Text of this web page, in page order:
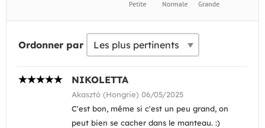
Ordonner par
NIKOLETTA
Akasztó (Hongrie) 06/05/2025
C'est bon, même si c'est un peu grand, on
peut bien se cacher dans le manteau. :)